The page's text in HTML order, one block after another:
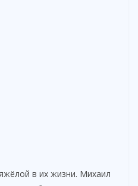
в их жизни. Михаил